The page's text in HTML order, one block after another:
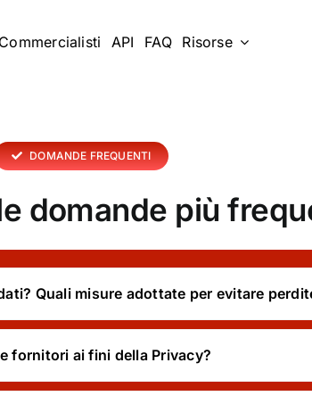
Commercialisti API FAQ Risorse
DOMANDE FREQUENTI
domande più
Quali misure adottate per evitare
fornitori ai fini della Privacy?